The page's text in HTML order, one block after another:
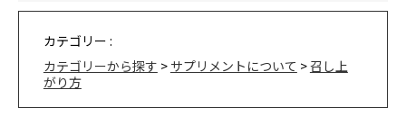
カテゴリー :
カテゴリーから探す > サプリメントについて >召し上
がり方